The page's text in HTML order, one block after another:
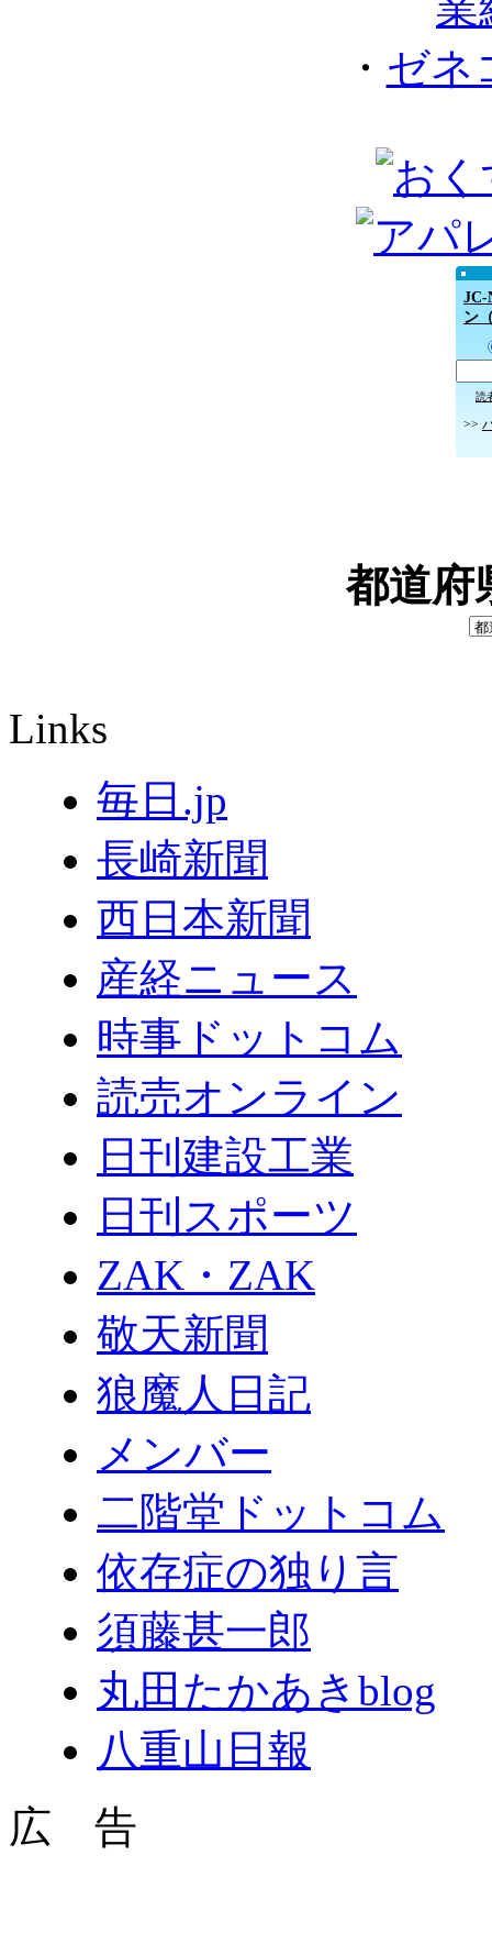
・ ゼネ
JC-
ン
読
>>
都道府
Links
毎日.jp
長崎新聞
西日本新聞
産経ニュース
時事ドットコム
読売オンライン
日刊建設工業
日刊スポーツ
ZAK・ZAK
敬天新聞
狼魔人日記
メンバー
二階堂ドットコム
依存症の独り言
須藤甚一郎
丸田たかあきblog
八重山日報
広 告